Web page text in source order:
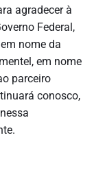
agradecer à
Federal,
nome da
em nome
parceiro
conosco,